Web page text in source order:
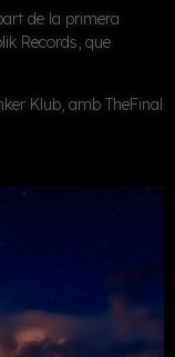
de la primera
Records, que
Klub, amb TheFinal